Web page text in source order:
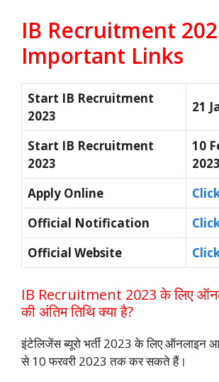
IB Recruitment
Important Links
Start IB Recruitment
2023
21
Start IB Recruitment
2023
10
2023
Apply Online
Official Notification
Official Website
IB Recruitment 2023 के लिए
की अंतिम तिथि क्या है?
इंटेलिजेंस ब्यूरो भर्ती 2023 के लिए ऑनलाइन
से 10 फरवरी 2023 तक कर सकते हैं।